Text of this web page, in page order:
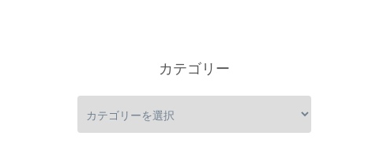
カテゴリー